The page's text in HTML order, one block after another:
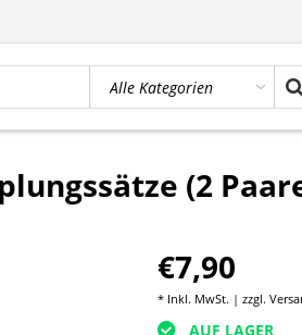
(2
€7,90
* Inkl. MwSt. | zzgl.
AUF LAGER